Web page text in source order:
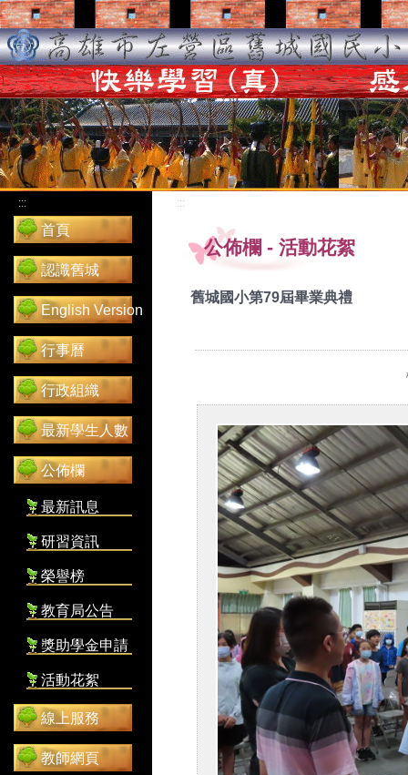
:::
首頁
認識舊城
English Version
行事曆
行政組織
最新學生人數
公佈欄
最新訊息
研習資訊
榮譽榜
教育局公告
獎助學金申請
活動花絮
線上服務
教師網頁
:::
公佈欄 - 活動花絮
舊城國小第79屆畢業典禮